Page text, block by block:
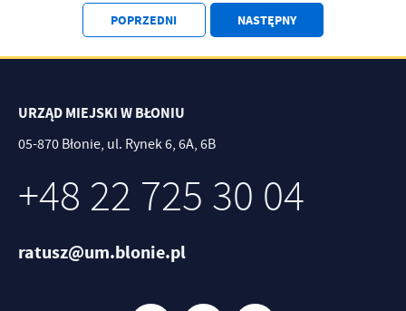
POPRZEDNI NASTĘPNY
URZĄD MIEJSKI W BŁONIU
05-870 Błonie, ul. Rynek 6, 6A, 6B
+48 22 725 30 04
ratusz@um.blonie.pl
treści w postaci wiadomości, ofert, komunikatów mediów
społecznościowych.